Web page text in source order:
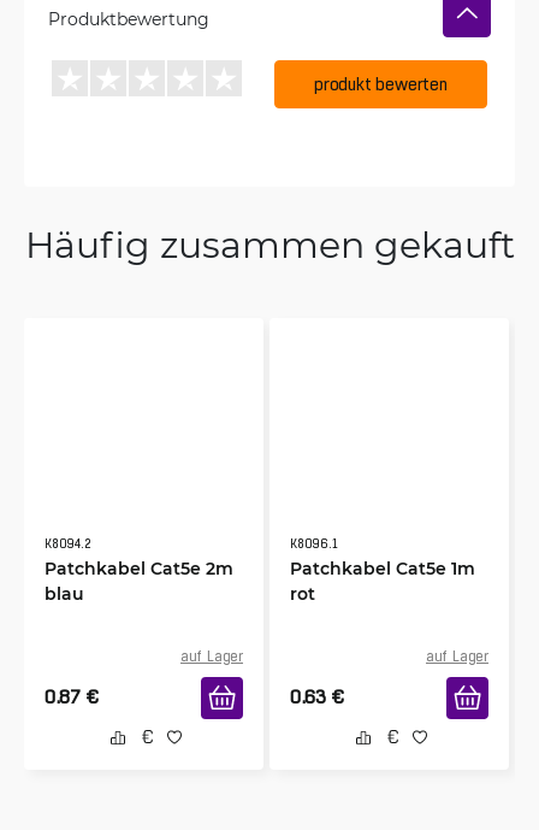
Produktbewertung
produkt bewerten
Häufig zusammen gekauft
K8094.2
Patchkabel Cat5e 2m
blau
auf Lager
0.87 €
K8096.1
Patchkabel Cat5e 1m
rot
auf Lager
0.63 €